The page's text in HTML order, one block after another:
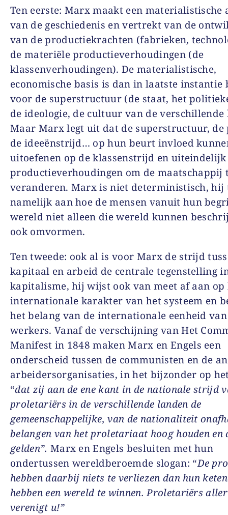
Ten eerste: Marx maakt een materialistische
van de geschiedenis en vertrekt van de
van de productiekrachten (fabrieken,
de materiële productieverhoudingen (de
klassenverhoudingen). De materialistische,
economische basis is dan in laatste instantie
voor de superstructuur (de staat, het
de ideologie, de cultuur van de verschillende
Maar Marx legt uit dat de superstructuur,
de ideeënstrijd… op hun beurt invloed
uitoefenen op de klassenstrijd en uiteindelijk
productieverhoudingen om de maatschappij
veranderen. Marx is niet deterministisch, hij
namelijk aan hoe de mensen vanuit hun
wereld niet alleen die wereld kunnen
ook omvormen.
Ten tweede: ook al is voor Marx de strijd
kapitaal en arbeid de centrale tegenstelling
kapitalisme, hij wijst ook van meet af aan op
internationale karakter van het systeem en
het belang van de internationale eenheid
werkers. Vanaf de verschijning van Het
Manifest in 1848 maken Marx en Engels een
onderscheid tussen de communisten en de
arbeidersorganisaties, in het bijzonder op
“dat zij aan de ene kant in de nationale strijd
proletariërs in de verschillende landen de
gemeenschappelijke, van de nationaliteit
belangen van het proletariaat hoog houden en
gelden”. Marx en Engels besluiten met hun
ondertussen wereldberoemde slogan: “De
hebben daarbij niets te verliezen dan hun
hebben een wereld te winnen. Proletariërs
verenigt u!”